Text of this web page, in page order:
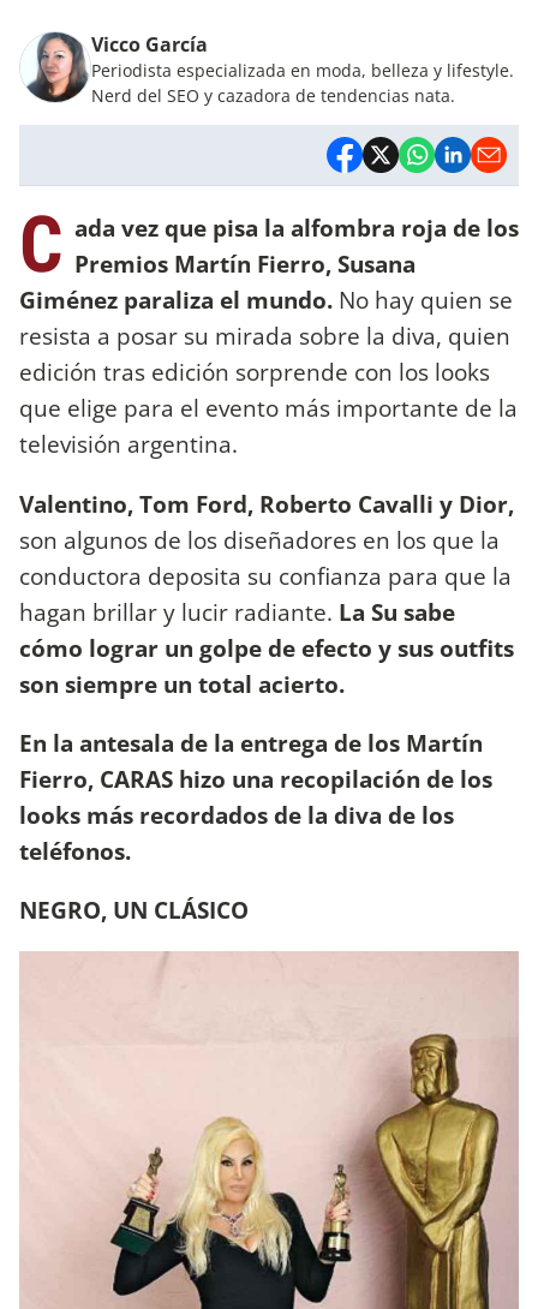
Vicco García
Periodista especializada en moda, belleza y lifestyle.
Nerd del SEO y cazadora de tendencias nata.
C ada vez que pisa la alfombra roja de los
Premios Martín Fierro, Susana
Giménez paraliza el mundo. No hay quien se
resista a posar su mirada sobre la diva, quien
edición tras edición sorprende con los looks
que elige para el evento más importante de la
televisión argentina.
Valentino, Tom Ford, Roberto Cavalli y Dior,
son algunos de los diseñadores en los que la
conductora deposita su confianza para que la
hagan brillar y lucir radiante. La Su sabe
cómo lograr un golpe de efecto y sus outfits
son siempre un total acierto.
En la antesala de la entrega de los Martín
Fierro, CARAS hizo una recopilación de los
looks más recordados de la diva de los
teléfonos.
NEGRO, UN CLÁSICO